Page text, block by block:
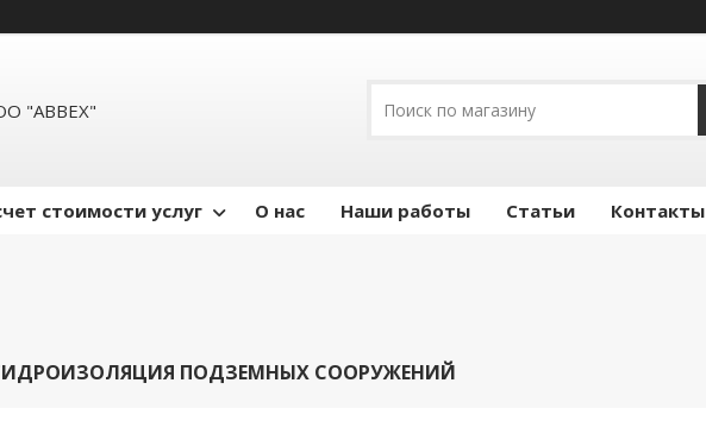
"ABBEX"
стоимости услуг О нас Наши работы Статьи Контакты
ПОДЗЕМНЫХ СООРУЖЕНИЙ